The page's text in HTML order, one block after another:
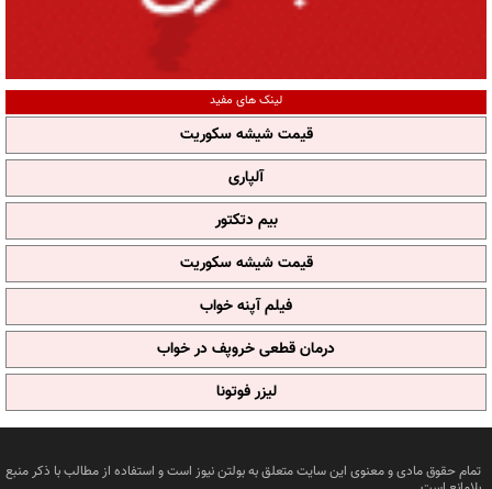
لینک های مفید
قیمت شیشه سکوریت
آلپاری
بیم دتکتور
قیمت شیشه سکوریت
فیلم آپنه خواب
درمان قطعی خروپف در خواب
لیزر فوتونا
تمام حقوق مادی و معنوی این سایت متعلق به بولتن نیوز است و استفاده از مطالب با ذکر منبع